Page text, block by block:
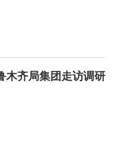
木齐局集团走访调研